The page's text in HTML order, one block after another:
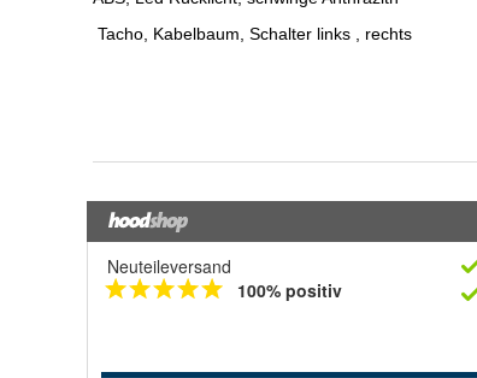
Neuteileversand
100% positiv